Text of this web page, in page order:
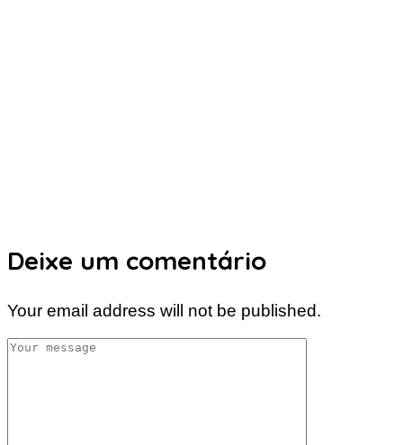
Deixe um comentário
Your email address will not be published.